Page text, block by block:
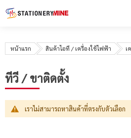
หน้าแรก สินค้าไอที / เครื่องใช้ไฟฟ้า เ
ทีวี / ขาติดตั้ง
เราไม่สามารถหาสินค้าที่ตรงกับตัวเลือก